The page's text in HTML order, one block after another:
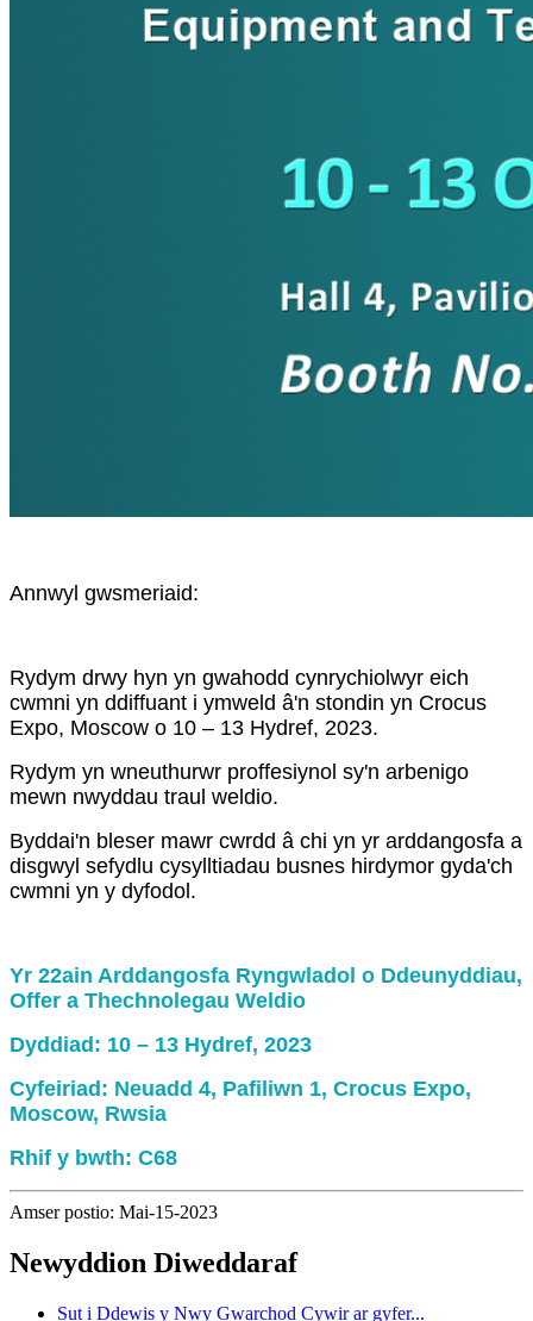
Annwyl gwsmeriaid:
Rydym drwy hyn yn gwahodd cynrychiolwyr eich
cwmni yn ddiffuant i ymweld â'n stondin yn Crocus
Expo, Moscow o 10 – 13 Hydref, 2023.
Rydym yn wneuthurwr proffesiynol sy'n arbenigo
mewn nwyddau traul weldio.
Byddai'n bleser mawr cwrdd â chi yn yr arddangosfa a
disgwyl sefydlu cysylltiadau busnes hirdymor gyda'ch
cwmni yn y dyfodol.
Yr 22ain Arddangosfa Ryngwladol o Ddeunyddiau,
Offer a Thechnolegau Weldio
Dyddiad: 10 – 13 Hydref, 2023
Cyfeiriad: Neuadd 4, Pafiliwn 1, Crocus Expo,
Moscow, Rwsia
Rhif y bwth: C68
Amser postio: Mai-15-2023
Newyddion Diweddaraf
Sut i Ddewis y Nwy Gwarchod Cywir ar gyfer...